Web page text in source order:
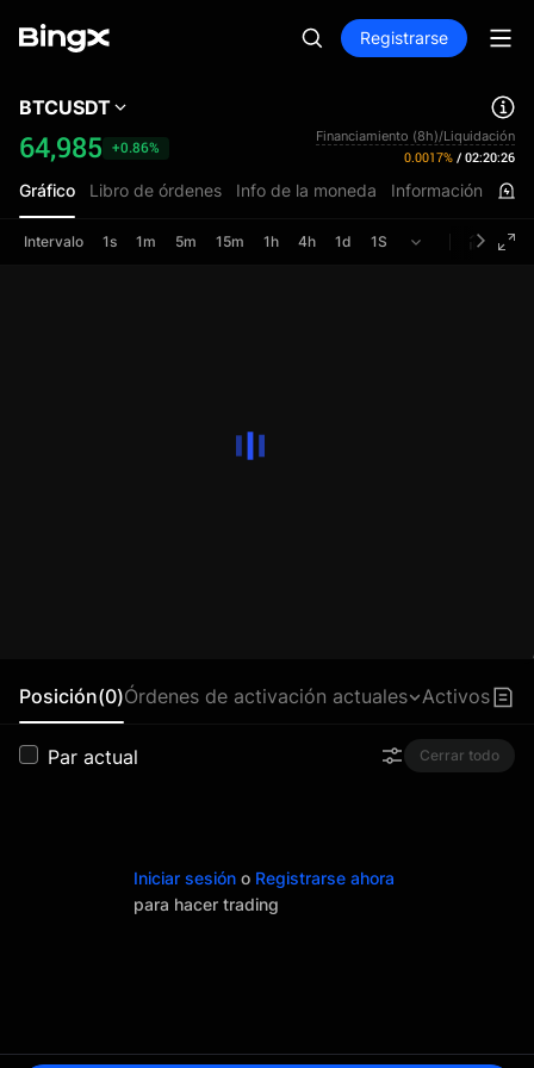
Registrarse
BTCUSDT
64,985 +0.86%
Financiamiento (8h)/Liquidación
0.0017% / 02:20:26
Gráfico Libro de órdenes Info de la moneda Información
Intervalo 1s 1m 5m 15m 1h 4h 1d 1S
Posición(0)Órdenes de activación actuales Activos
Par actual Cerrar todo
Iniciar sesión o Registrarse ahora
para hacer trading